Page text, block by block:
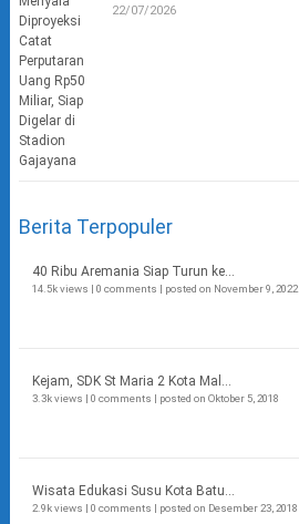
22/07/2026
Berita Terpopuler
40 Ribu Aremania Siap Turun ke...
14.5k views | 0 comments | posted on November 9, 2022
Kejam, SDK St Maria 2 Kota Mal...
3.3k views | 0 comments | posted on Oktober 5, 2018
Wisata Edukasi Susu Kota Batu...
2.9k views | 0 comments | posted on Desember 23, 2018